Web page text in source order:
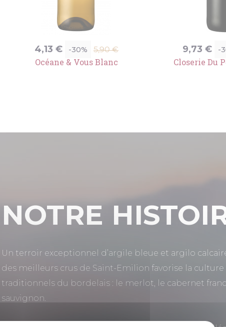
Prix
4,13 € -30%
Prix
de
base
5,90 €
Océane & Vous Blanc
Prix
9,73 € -
Closerie Du
NOTRE
Un terroir exceptionnel d’argile bleue et argilo
des meilleurs crus de Saint-Emilion favorise la culture
traditionnels du bordelais : le merlot, le cabernet
sauvignon.